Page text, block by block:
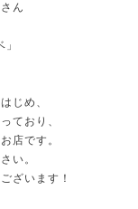
ん
じめ、
ており、
店です。
い。
ざいます！